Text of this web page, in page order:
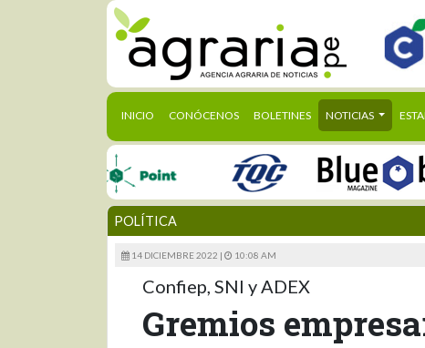
INICIO (CURRENT)
CONÓCENOS BOLETINES NOTICIAS
POLÍTICA
14 DICIEMBRE 2022 | 10:08 AM
Confiep, SNI y ADEX
Gremios